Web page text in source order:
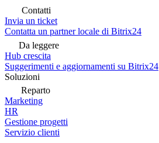
Contatti
Invia un ticket
Contatta un partner locale di Bitrix24
Da leggere
Hub crescita
Suggerimenti e aggiornamenti su Bitrix24
Soluzioni
Reparto
Marketing
HR
Gestione progetti
Servizio clienti